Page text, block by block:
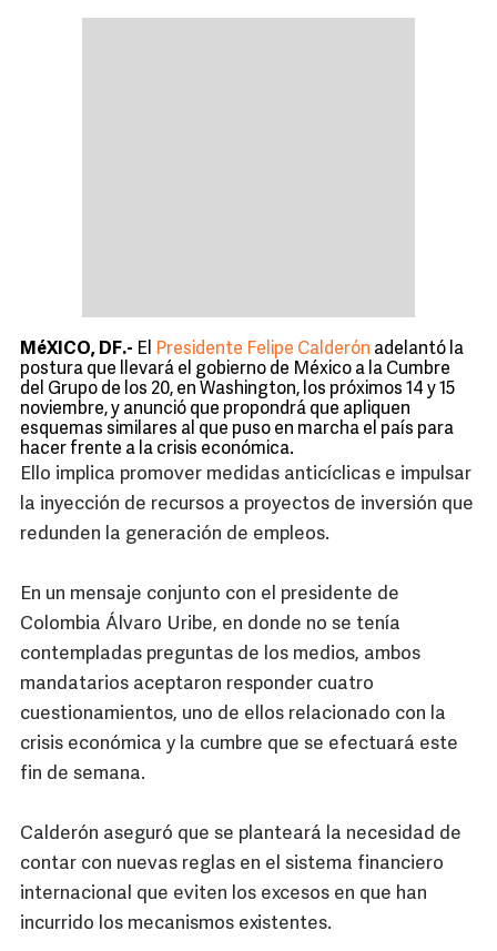
MéXICO, DF.- El Presidente Felipe Calderón adelantó la
postura que llevará el gobierno de México a la Cumbre
del Grupo de los 20, en Washington, los próximos 14 y 15
noviembre, y anunció que propondrá que apliquen
esquemas similares al que puso en marcha el país para
hacer frente a la crisis económica.
Ello implica promover medidas anticíclicas e impulsar
la inyección de recursos a proyectos de inversión que
redunden la generación de empleos.
En un mensaje conjunto con el presidente de
Colombia Álvaro Uribe, en donde no se tenía
contempladas preguntas de los medios, ambos
mandatarios aceptaron responder cuatro
cuestionamientos, uno de ellos relacionado con la
crisis económica y la cumbre que se efectuará este
fin de semana.
Calderón aseguró que se planteará la necesidad de
contar con nuevas reglas en el sistema financiero
internacional que eviten los excesos en que han
incurrido los mecanismos existentes.